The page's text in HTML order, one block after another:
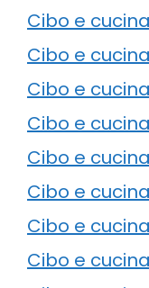
Cibo e
Cibo e
Cibo e
Cibo e
Cibo e
Cibo e
Cibo e
Cibo e